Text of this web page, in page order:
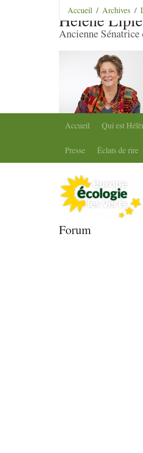
Aller au contenu | Aller au
Hélène
Ancienne
Accueil Qui est
Presse Éclats de rire
Accueil Archives
Forum